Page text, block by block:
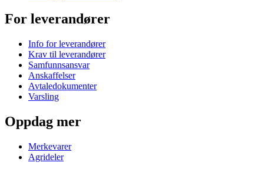
For leverandører
Info for leverandører
Krav til leverandører
Samfunnsansvar
Anskaffelser
Avtaledokumenter
Varsling
Oppdag mer
Merkevarer
Agrideler